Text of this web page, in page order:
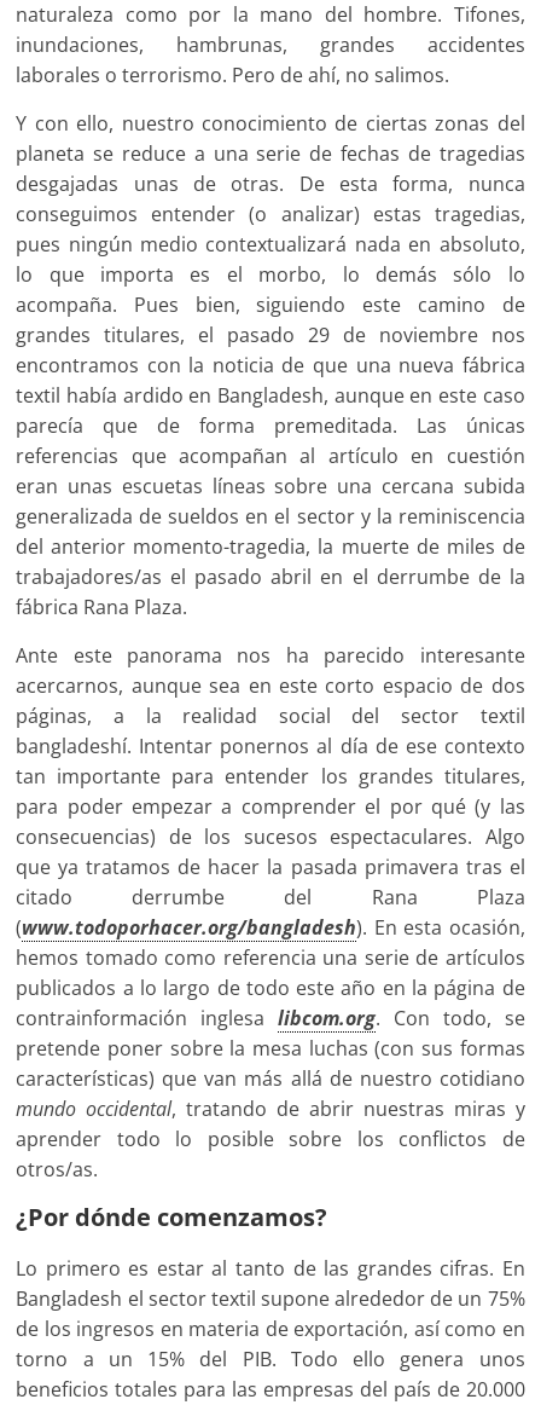
naturaleza como por la mano del hombre. Tifones,
inundaciones, hambrunas, grandes accidentes
laborales o terrorismo. Pero de ahí, no salimos.
Y con ello, nuestro conocimiento de ciertas zonas del
planeta se reduce a una serie de fechas de tragedias
desgajadas unas de otras. De esta forma, nunca
conseguimos entender (o analizar) estas tragedias,
pues ningún medio contextualizará nada en absoluto,
lo que importa es el morbo, lo demás sólo lo
acompaña. Pues bien, siguiendo este camino de
grandes titulares, el pasado 29 de noviembre nos
encontramos con la noticia de que una nueva fábrica
textil había ardido en Bangladesh, aunque en este caso
parecía que de forma premeditada. Las únicas
referencias que acompañan al artículo en cuestión
eran unas escuetas líneas sobre una cercana subida
generalizada de sueldos en el sector y la reminiscencia
del anterior momento-tragedia, la muerte de miles de
trabajadores/as el pasado abril en el derrumbe de la
fábrica Rana Plaza.
Ante este panorama nos ha parecido interesante
acercarnos, aunque sea en este corto espacio de dos
páginas, a la realidad social del sector textil
bangladeshí. Intentar ponernos al día de ese contexto
tan importante para entender los grandes titulares,
para poder empezar a comprender el por qué (y las
consecuencias) de los sucesos espectaculares. Algo
que ya tratamos de hacer la pasada primavera tras el
citado derrumbe del Rana Plaza
(www.todoporhacer.org/bangladesh). En esta ocasión,
hemos tomado como referencia una serie de artículos
publicados a lo largo de todo este año en la página de
contrainformación inglesalibcom.org. Con todo, se
pretende poner sobre la mesa luchas (con sus formas
características) que van más allá de nuestro cotidiano
mundo occidental, tratando de abrir nuestras miras y
aprender todo lo posible sobre los conflictos de
otros/as.
¿Por dónde comenzamos?
Lo primero es estar al tanto de las grandes cifras. En
Bangladesh el sector textil supone alrededor de un 75%
de los ingresos en materia de exportación, así como en
torno a un 15% del PIB. Todo ello genera unos
beneficios totales para las empresas del país de 20.000